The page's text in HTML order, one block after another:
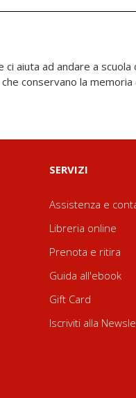
aiuta ad andare a scuola
conservano la memoria
SERVIZI
Assistenza e
Libreria online
Prenota e ritira
Guida all'ebook
Gift Card
Iscriviti alla